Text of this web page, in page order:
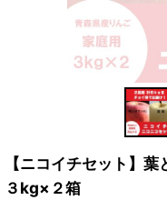
【ニコイチセット】
３kg×２箱